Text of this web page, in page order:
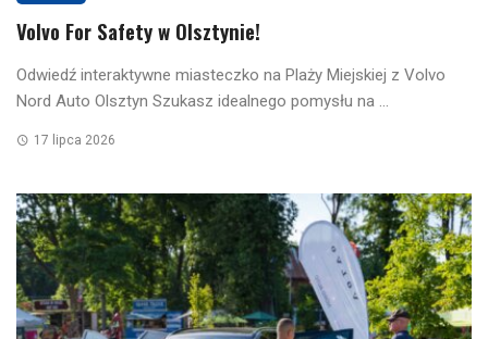
Volvo For Safety w Olsztynie!
Odwiedź interaktywne miasteczko na Plaży Miejskiej z Volvo
Nord Auto Olsztyn Szukasz idealnego pomysłu na ...
17 lipca 2026